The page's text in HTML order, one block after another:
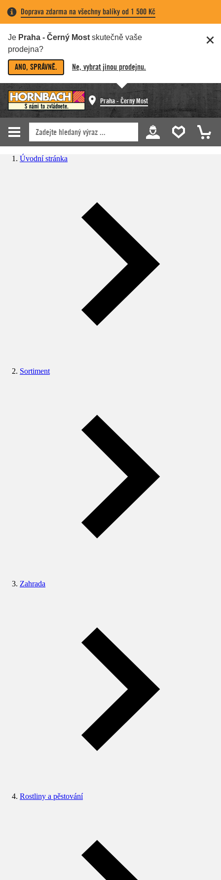
Doprava zdarma na všechny balíky od 1 500 Kč
Je Praha - Černý Most skutečně vaše
prodejna?
ANO, SPRÁVNĚ. Ne, vybrat jinou prodejnu.
Praha - Černý Most
Úvodní stránka
Sortiment
Zahrada
Rostliny a pěstování